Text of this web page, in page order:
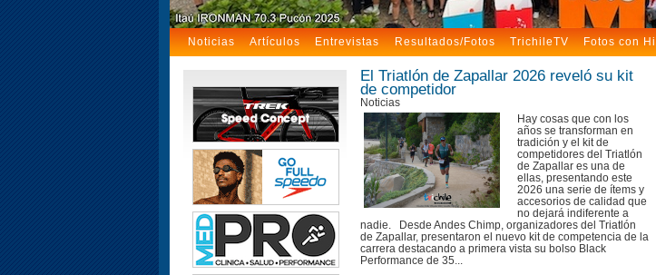
Noticias Artículos Entrevistas Resultados/Fotos TrichileTV Fotos con
El Triatlón de Zapallar 2026 reveló su kit
de competidor
Noticias
Hay cosas que con los
años se transforman en
tradición y el kit de
competidores del Triatlón
de Zapallar es una de
ellas, presentando este
2026 una serie de ítems y
accesorios de calidad que
no dejará indiferente a
nadie. Desde Andes Chimp, organizadores del Triatlón
de Zapallar, presentaron el nuevo kit de competencia de la
carrera destacando a primera vista su bolso Black
Performance de 35...